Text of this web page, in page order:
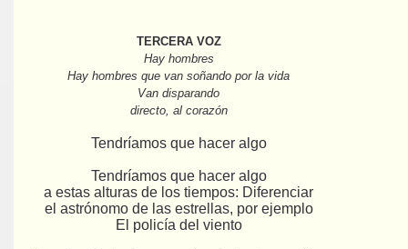
TERCERA VOZ
Hay hombres
Hay hombres que van soñando por la vida
Van disparando
directo, al corazón
Tendríamos que hacer algo
Tendríamos que hacer algo
a estas alturas de los tiempos: Diferenciar
el astrónomo de las estrellas, por ejemplo
El policía del viento